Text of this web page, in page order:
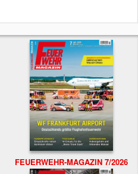
FEUERWEHR-MAGAZIN 7/2026